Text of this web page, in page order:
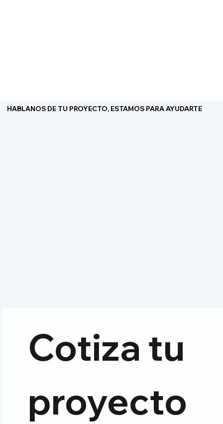
HABLANOS DE TU PROYECTO, ESTAMOS PARA AYUDARTE
Cotiza tu
proyecto